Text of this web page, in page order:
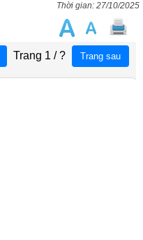
27/10/2025